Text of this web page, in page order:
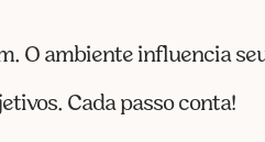
O ambiente influencia
Cada passo conta!